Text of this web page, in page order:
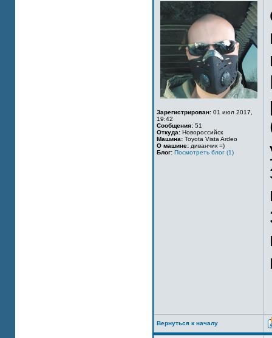
Зарегистрирован: 01 июл 2017,
19:42
Сообщения: 51
Откуда: Новороссийск
Машина: Toyota Vista Ardeo
О машине: диванчик =)
Блог: Посмотреть блог (1)
Вернуться к началу